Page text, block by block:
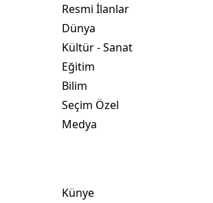
Iğdır
Karabük
Resmi İlanlar
Dünya
Kültür - Sanat
Eğitim
Bilim
Seçim Özel
Medya
Künye